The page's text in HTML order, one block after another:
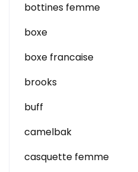
bottines femme
boxe
boxe francaise
brooks
buff
camelbak
casquette femme